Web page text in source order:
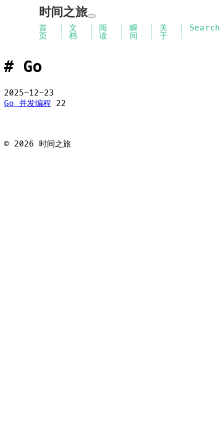
时间之旅
首
页
文
档
阅
读
瞬
间
关
于
Search
Go
2025-12-23
Go 并发编程 22
© 2026 时间之旅